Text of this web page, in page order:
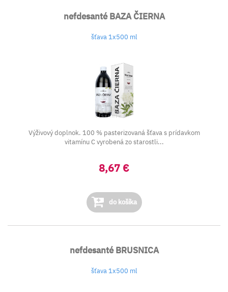
nefdesanté BAZA ČIERNA
šťava 1x500 ml
Výživový doplnok. 100 % pasterizovaná šťava s prídavkom
vitamínu C vyrobená zo starostli...
8,67 €
do košíka
nefdesanté BRUSNICA
šťava 1x500 ml